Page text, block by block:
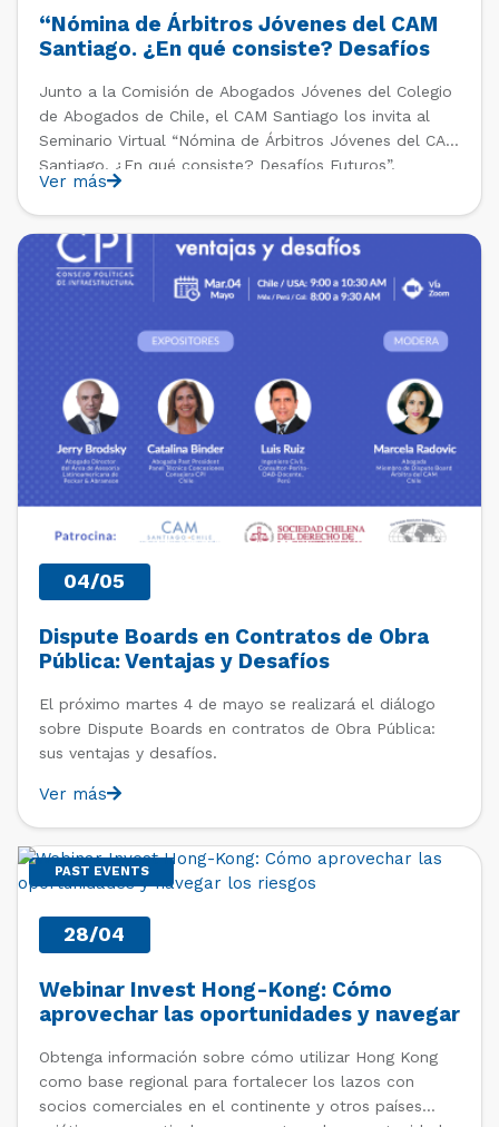
“Nómina de Árbitros Jóvenes del CAM
Santiago. ¿En qué consiste? Desafíos
Junto a la Comisión de Abogados Jóvenes del Colegio
de Abogados de Chile, el CAM Santiago los invita al
Seminario Virtual “Nómina de Árbitros Jóvenes del CAM
Santiago. ¿En qué consiste? Desafíos Futuros”.
Ver más
PAST EVENTS
04/05
Dispute Boards en Contratos de Obra
Pública: Ventajas y Desafíos
El próximo martes 4 de mayo se realizará el diálogo
sobre Dispute Boards en contratos de Obra Pública:
sus ventajas y desafíos.
Ver más
PAST EVENTS
28/04
Webinar Invest Hong-Kong: Cómo
aprovechar las oportunidades y navegar
Obtenga información sobre cómo utilizar Hong Kong
como base regional para fortalecer los lazos con
socios comerciales en el continente y otros países